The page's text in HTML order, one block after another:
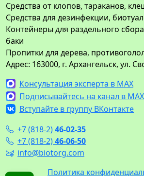
Средства от клопов, тараканов,
Средства для дезинфекции,
Контейнеры для раздельного
баки
Пропитки для дерева,
Адрес: 163000, г. Архангельск, ул.
Консультация эксперта в MAX
Подписывайтесь на канал в MAX
Вступайте в группу ВКонтакте
+7 (818-2)46-02-35
+7 (818-2)46-06-50
info@biotorg.com
Политика